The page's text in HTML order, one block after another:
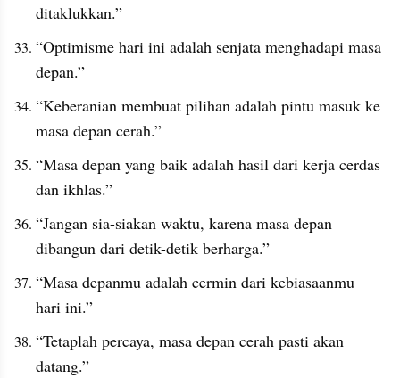
ditaklukkan.”
“Optimisme hari ini adalah senjata menghadapi masa
depan.”
“Keberanian membuat pilihan adalah pintu masuk ke
masa depan cerah.”
“Masa depan yang baik adalah hasil dari kerja cerdas
dan ikhlas.”
“Jangan sia-siakan waktu, karena masa depan
dibangun dari detik-detik berharga.”
“Masa depanmu adalah cermin dari kebiasaanmu
hari ini.”
“Tetaplah percaya, masa depan cerah pasti akan
datang.”